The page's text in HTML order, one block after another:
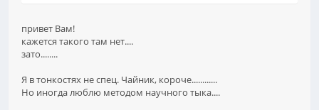
привет Вам!
кажется такого там нет....
зато........
Я в тонкостях не спец. Чайник, короче............
Но иногда люблю методом научного тыка....